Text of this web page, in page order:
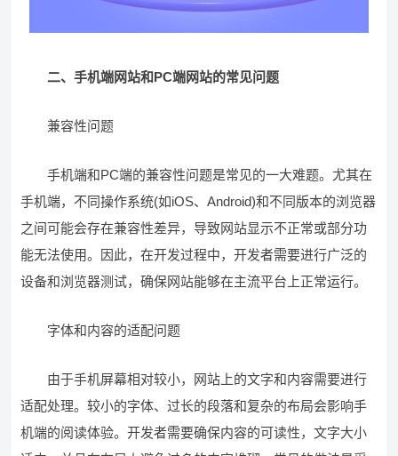
二、手机端网站和PC端网站的常见问题
兼容性问题
手机端和PC端的兼容性问题是常见的一大难题。尤其在
手机端，不同操作系统(如iOS、Android)和不同版本的浏览器
之间可能会存在兼容性差异，导致网站显示不正常或部分功
能无法使用。因此，在开发过程中，开发者需要进行广泛的
设备和浏览器测试，确保网站能够在主流平台上正常运行。
字体和内容的适配问题
由于手机屏幕相对较小，网站上的文字和内容需要进行
适配处理。较小的字体、过长的段落和复杂的布局会影响手
机端的阅读体验。开发者需要确保内容的可读性，文字大小